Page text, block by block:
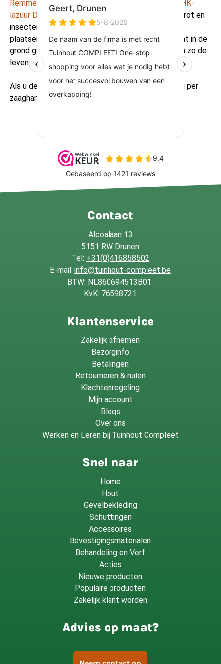
Remmers HK-lazuuren in douglas kleur
Remmers HK-
lazuur Douglas . Dit product beschermt tegen houtrot en
insecten. Kiest u ervoor om de paal in de grond te
plaatsen? Voorzie dan het gedeelte van de paal dat in de
grond gaat van een PostsaverofTenco Garant
om zo de
levensduur van de paal te verlengen.
Als u de douglas palen wilt laten zagen rekenen wij per
zaaghandeling €2,50.
Contact
Alcoalaan 13
5151 RW Drunen
Tel: +31(0)416858502
E-mail:info@tuinhout-compleet.be
BTW: NL860694513B01
KvK: 76598721
Klantenservice
Zakelijk afnemen
Bezorginfo
Betalingen
Retourneren & ruilen
Klachtenregeling
Mijn account
Blogs
Over ons
Werken en Leren bij Tuinhout Compleet
Snel naar
Home
Hout
Gevelbekleding
Schuttingen
Accessoires
Bevestigingsmaterialen
Behandeling en Verf
Acties
Nieuwe producten
Populaire producten
Zakelijk klant worden
Advies op maat?